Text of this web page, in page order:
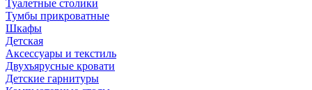
Туалетные столики
Тумбы прикроватные
Шкафы
Детская
Аксессуары и текстиль
Двухъярусные кровати
Детские гарнитуры